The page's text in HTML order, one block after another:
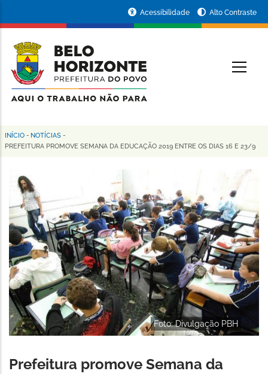
conteúdo
principal
da
Prefeitura
de
Horizonte
Acessibilidade Alto Contraste
Trilha
navegação
INÍCIO - NOTÍCIAS -
PREFEITURA PROMOVE SEMANA DA EDUCAÇÃO 2019 ENTRE OS DIAS 16 E 23/9
Foto: Divulgação PBH
Prefeitura promove Semana da